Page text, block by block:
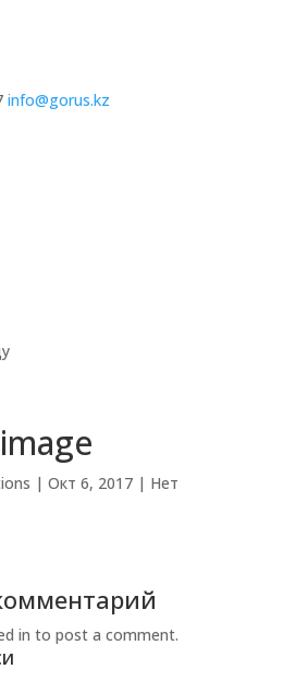
info@gorus.kz
| Окт 6, 2017| Нет
in to post a comment.